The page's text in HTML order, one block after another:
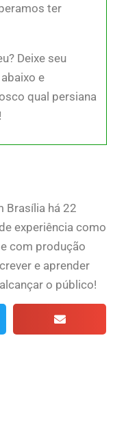
ter
Deixe seu
e
qual persiana
Brasília há 22
experiência como
com produção
e aprender
o público!